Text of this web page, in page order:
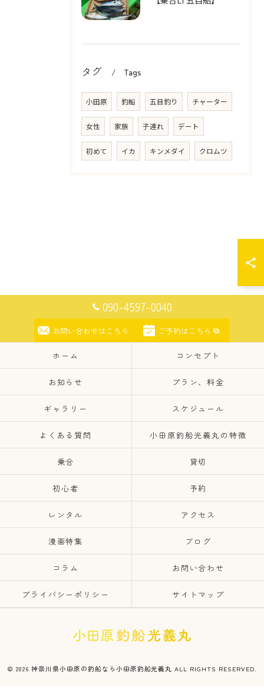
タグ Tags
小田原 釣船 五目釣り チャーター
女性 家族 子連れ デート
初めて イカ キンメダイ クロムツ
090-4597-0040
お問い合わせはこちら ご予約はこちら
ホーム コンセプト
お知らせ プラン、料金
ギャラリー スケジュール
よくある質問 小田原釣船光義丸の特徴
乗合 貸切
初心者 予約
レンタル アクセス
漫画特集 ブログ
コラム お問い合わせ
プライバシーポリシー サイトマップ
© 2026 神奈川県小田原の釣船なら小田原釣船光義丸 ALL RIGHTS RESERVED.